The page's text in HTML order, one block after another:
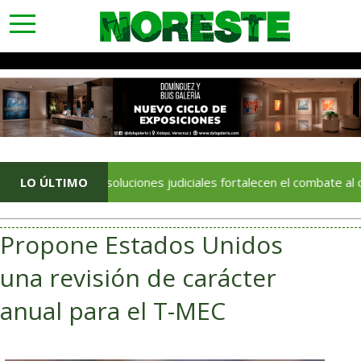
toggle
navigation
LO ÚLTIMO
32 resoluciones judiciales fortalecen el combate al delito en
Propone Estados Unidos
una revisión de carácter
anual para el T-MEC